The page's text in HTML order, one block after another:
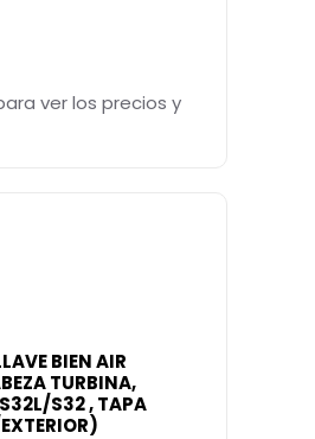
ver los precios y
BIEN AIR
TURBINA,
S32 , TAPA